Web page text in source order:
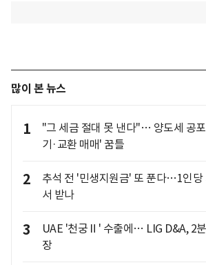
많이 본 뉴스
1
"그 세금 절대 못 낸다"… 양도세 공
기·교환 매매' 꿈틀
2
추석 전 '민생지원금' 또 푼다…1인당
서 받나
3
UAE '천궁Ⅱ' 수출에… LIG D&A, 2
장